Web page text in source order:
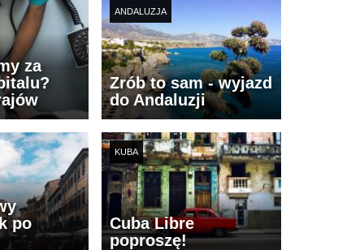
za
ANDALUZJA
Zrób to sam - wyjazd
do Andaluzji
po
KUBA
Cuba Libre
poproszę!